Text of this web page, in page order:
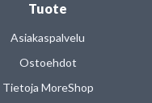
Tuote
Asiakaspalvelu
Ostoehdot
Tietoja MoreShop